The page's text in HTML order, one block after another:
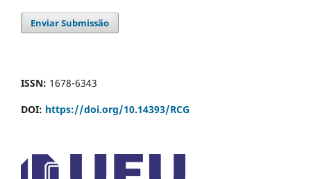
Enviar Submissão
ISSN: 1678-6343
DOI: https://doi.org/10.14393/RCG